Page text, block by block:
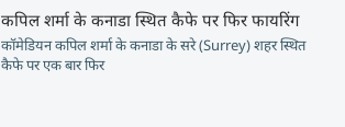
कपिल शर्मा के कनाडा स्थित कैफे पर फिर फायरिंग
कॉमेडियन कपिल शर्मा के कनाडा के सरे (Surrey) शहर स्थित
कैफे पर एक बार फिर